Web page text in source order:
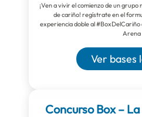
¡Ven a vivir el comienzo de un grupo
de cariño! regístrate en el
experiencia doble al
Arena
Ver bases
Concurso Box –